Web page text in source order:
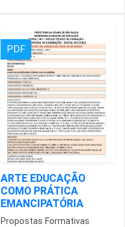
PDF
ARTE EDUCAÇÃO
COMO PRÁTICA
EMANCIPATÓRIA
Propostas Formativas